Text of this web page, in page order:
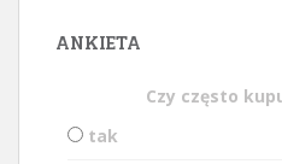
ANKIETA
Czy często
tak